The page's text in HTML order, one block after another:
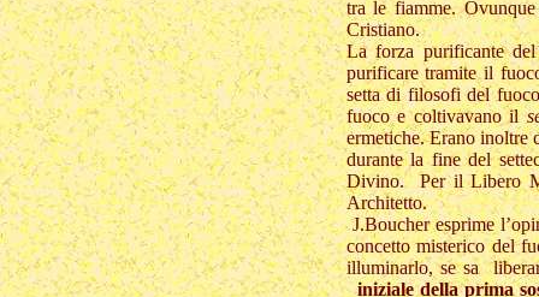
tra le fiamme.
Cristiano.
La forza purificante
purificare tramite il
setta di filosofi del
fuoco e coltivavano il
ermetiche. Erano inoltre
durante la fine del
Divino. Per il Libero
Architetto.
J.Boucher esprime
concetto misterico del
illuminarlo, se sa
iniziale della prima